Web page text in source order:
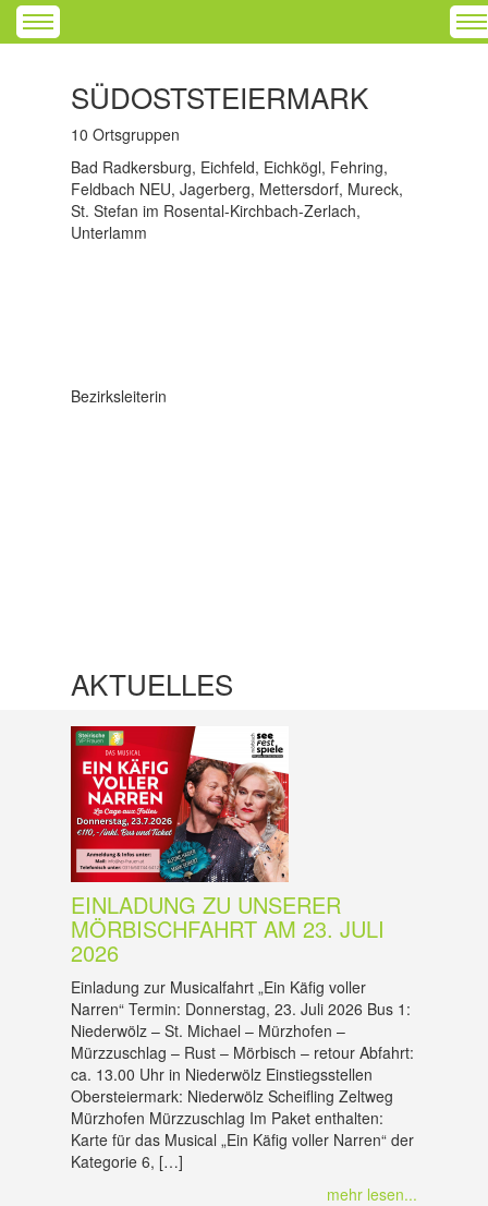
SÜDOSTSTEIERMARK
10 Ortsgruppen
Bad Radkersburg, Eichfeld, Eichkögl, Fehring,
Feldbach NEU, Jagerberg, Mettersdorf, Mureck,
St. Stefan im Rosental-Kirchbach-Zerlach,
Unterlamm
Bezirksleiterin
AKTUELLES
EINLADUNG ZU UNSERER
MÖRBISCHFAHRT AM 23. JULI
2026
Einladung zur Musicalfahrt „Ein Käfig voller
Narren“ Termin: Donnerstag, 23. Juli 2026 Bus 1:
Niederwölz – St. Michael – Mürzhofen –
Mürzzuschlag – Rust – Mörbisch – retour Abfahrt:
ca. 13.00 Uhr in Niederwölz Einstiegsstellen
Obersteiermark: Niederwölz Scheifling Zeltweg
Mürzhofen Mürzzuschlag Im Paket enthalten:
Karte für das Musical „Ein Käfig voller Narren“ der
Kategorie 6, […]
mehr lesen...